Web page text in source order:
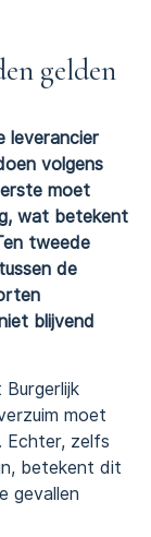
gelden
leverancier
volgens
moet
wat betekent
tweede
de
blijvend
moet
Echter, zelfs
betekent dit
gevallen